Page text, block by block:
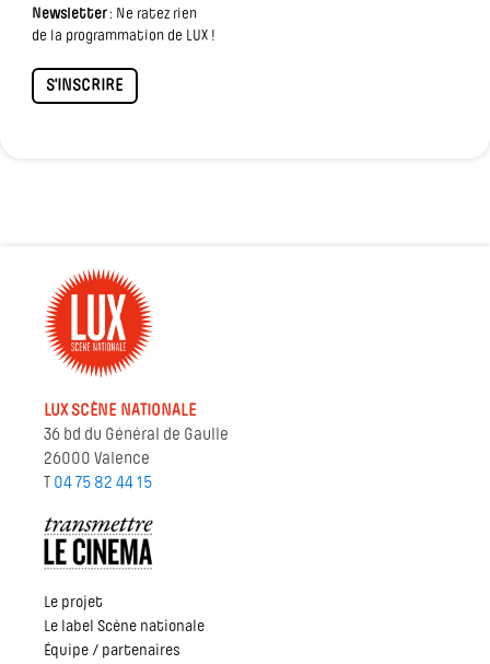
Newsletter: Ne ratez rien
de la programmation de LUX !
S'INSCRIRE
LUX SCÈNE NATIONALE
36 bd du Général de Gaulle
26000 Valence
T 04 75 82 44 15
Le projet
Le label Scène nationale
Équipe / partenaires